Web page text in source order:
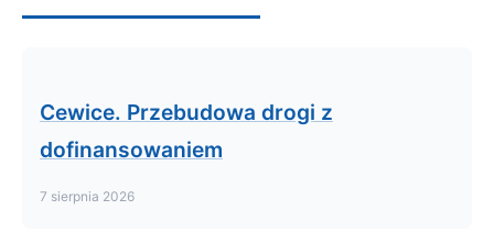
Cewice. Przebudowa drogi z
dofinansowaniem
7 sierpnia 2026